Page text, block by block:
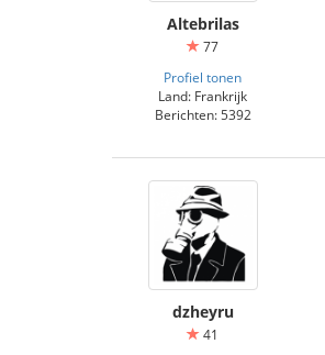
Altebrilas
77
Profiel tonen
Land: Frankrijk
Berichten: 5392
dzheyru
41